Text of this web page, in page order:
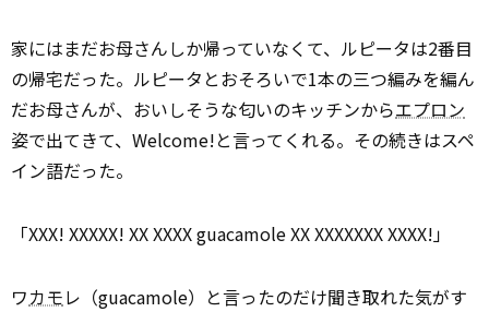
家にはまだお母さんしか帰っていなくて、ルピータは2番目
の帰宅だった。ルピータとおそろいで1本の三つ編みを編ん
だお母さんが、おいしそうな匂いのキッチンからエプロン
姿で出てきて、Welcome!と言ってくれる。その続きはスペ
イン語だった。
「XXX! XXXXX! XX XXXX guacamole XX XXXXXXX XXXX!」
ワカモレ（guacamole）と言ったのだけ聞き取れた気がす